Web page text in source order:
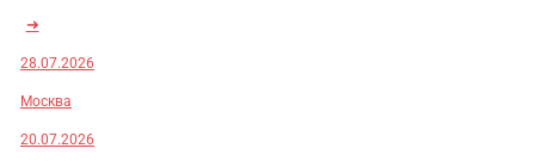
➜
28.07.2026
Москва
20.07.2026